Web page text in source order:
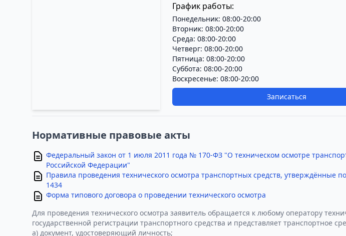
График работы:
Понедельник: 08:00-20:00
Вторник: 08:00-20:00
Среда: 08:00-20:00
Четверг: 08:00-20:00
Пятница: 08:00-20:00
Суббота: 08:00-20:00
Воскресенье: 08:00-20:00
Записаться
Нормативные правовые акты
Федеральный закон от 1 июля 2011 года № 170-ФЗ "О техническом осмотре
Российской Федерации"
Правила проведения технического осмотра транспортных средств, утверждённые
1434
Форма типового договора о проведении технического осмотра
Для проведения технического осмотра заявитель обращается к любому оператору
государственной регистрации транспортного средства и представляет транспортное
а) документ, удостоверяющий личность;